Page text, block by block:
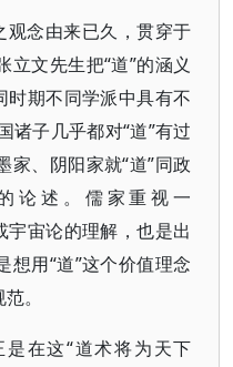
观念由来已久，贯穿于
文先生把“道”的涵义
时期不同学派中具有不
诸子几乎都对“道”有过
家、阴阳家就“道”同政
论述。儒家重视一
宇宙论的理解，也是出
想用“道”这个价值理念
。
在这“道术将为天下